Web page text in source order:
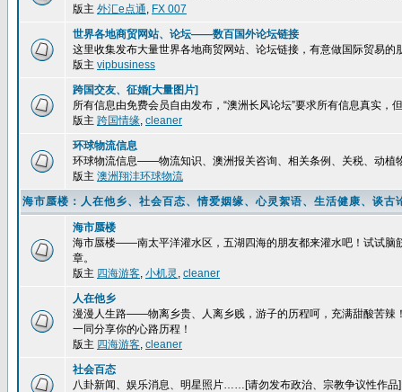
版主 外汇e点通, FX 007
世界各地商贸网站、论坛——数百国外论坛链接
这里收集发布大量世界各地商贸网站、论坛链接，有意做国际贸易的
版主 vipbusiness
跨国交友、征婚[大量图片]
所有信息由免费会员自由发布，“澳洲长风论坛”要求所有信息真实，
版主 跨国情缘, cleaner
环球物流信息
环球物流信息——物流知识、澳洲报关咨询、相关条例、关税、动植
版主 澳洲翔沣环球物流
海市蜃楼：人在他乡、社会百态、情爱姻缘、心灵絮语、生活健康、谈
海市蜃楼
海市蜃楼——南太平洋灌水区，五湖四海的朋友都来灌水吧！试试脑
章。
版主 四海游客, 小机灵 , cleaner
人在他乡
漫漫人生路——物离乡贵、人离乡贱，游子的历程呵，充满甜酸苦辣
一同分享你的心路历程！
版主 四海游客, cleaner
社会百态
八卦新闻、娱乐消息、明星照片……[请勿发布政治、宗教争议性作品]